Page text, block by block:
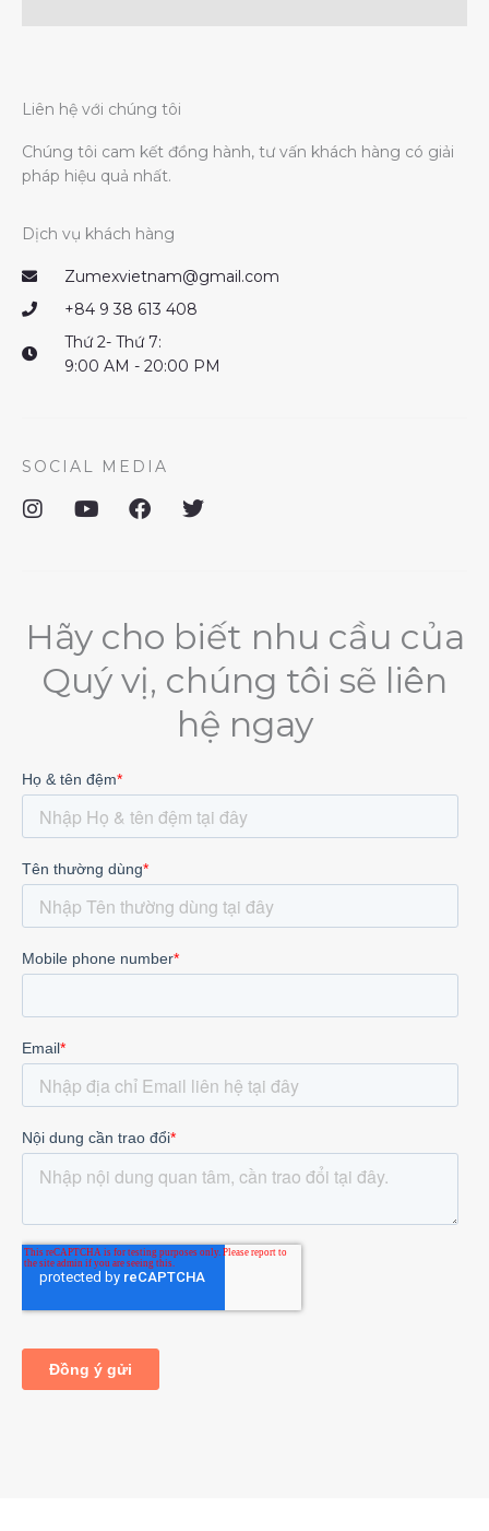
Liên hệ với chúng tôi
Chúng tôi cam kết đồng hành, tư vấn khách hàng có giải
pháp hiệu quả nhất.
Dịch vụ khách hàng
Zumexvietnam@gmail.com
+84 9 38 613 408
Thứ 2- Thứ 7:
9:00 AM - 20:00 PM
SOCIAL MEDIA
I
r
m
Y
e
F
o
k
T
e
r
Hãy cho biết nhu cầu của
Quý vị, chúng tôi sẽ liên
hệ ngay